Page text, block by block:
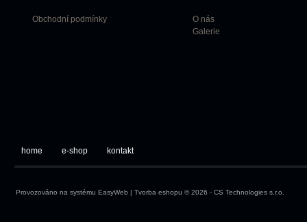
Obchodní podmínky
O nás
Galerie
home e-shop kontakt
Provozováno na systému EasyWeb | Tvorba eshopu © 2026 - CS Technologies s.r.o.